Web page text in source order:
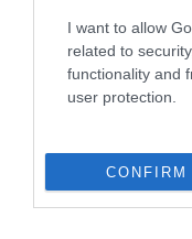
I want to allow
related to
functionality and
user protection.
CONFIRM
kormány
Kenyában
Második
az